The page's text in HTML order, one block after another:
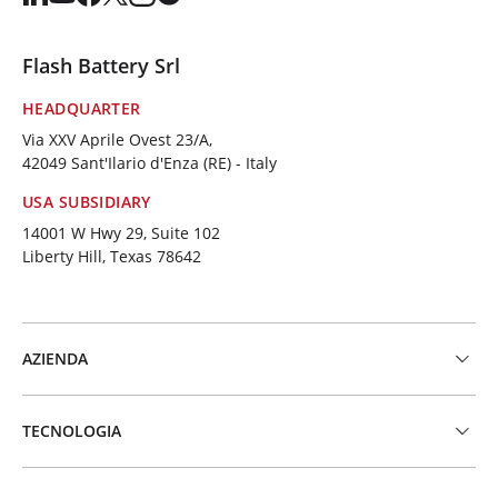
Flash Battery Srl
HEADQUARTER
Via XXV Aprile Ovest 23/A,
42049 Sant'Ilario d'Enza (RE) - Italy
USA SUBSIDIARY
14001 W Hwy 29, Suite 102
Liberty Hill, Texas 78642
AZIENDA
TECNOLOGIA